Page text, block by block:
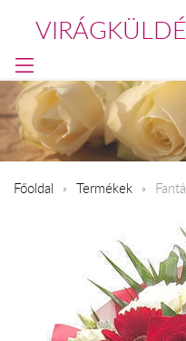
Főoldal Termékek